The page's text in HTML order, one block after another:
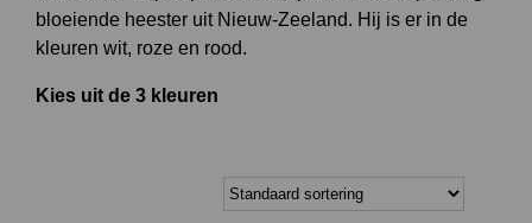
Tuincentrum Waddinxveen
bloeiende heester uit Nieuw-Zeeland. Hij is er in de
kleuren wit, roze en rood.
Kies uit de 3 kleuren